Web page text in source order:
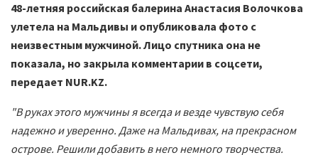
48-летняя российская балерина Анастасия Волочкова
улетела на Мальдивы и опубликовала фото с
неизвестным мужчиной. Лицо спутника она не
показала, но закрыла комментарии в соцсети,
передает NUR.KZ.
"В руках этого мужчины я всегда и везде чувствую себя
надежно и уверенно. Даже на Мальдивах, на прекрасном
острове. Решили добавить в него немного творчества.